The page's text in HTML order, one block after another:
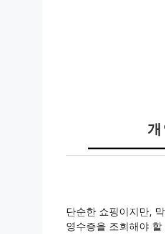
단순한 쇼핑이지만,
영수증을 조회해야